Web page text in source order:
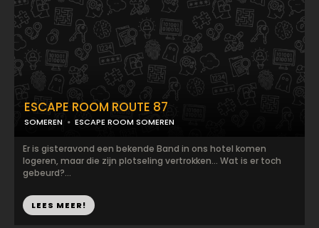
ESCAPE ROOM ROUTE 87
SOMEREN ESCAPE ROOM SOMEREN
Er is gisteravond een bekende Band in ons hotel komen
logeren, maar die zijn plotseling vertrokken… Wat is er toch
gebeurd?...
LEES MEER!